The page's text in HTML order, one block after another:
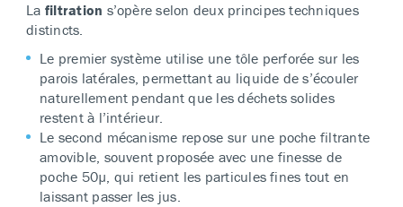
La filtration s’opère selon deux principes techniques
distincts.
Le premier système utilise une tôle perforée sur les
parois latérales, permettant au liquide de s’écouler
naturellement pendant que les déchets solides
restent à l’intérieur.
Le second mécanisme repose sur une poche filtrante
amovible, souvent proposée avec une finesse de
poche 50µ, qui retient les particules fines tout en
laissant passer les jus.